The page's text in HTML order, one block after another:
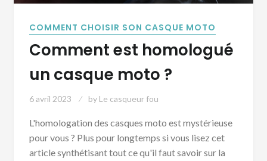
COMMENT CHOISIR SON CASQUE MOTO
Comment est homologué
un casque moto ?
6 avril 2023 by Le casqueur fou
L'homologation des casques moto est mystérieuse
pour vous ? Plus pour longtemps si vous lisez cet
article synthétisant tout ce qu'il faut savoir sur la